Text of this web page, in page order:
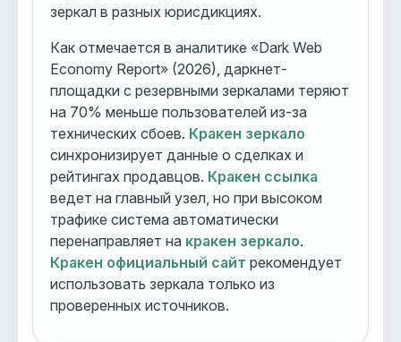
зеркал в разных юрисдикциях.
Как отмечается в аналитике «Dark Web
Economy Report» (2026), даркнет-
площадки с резервными зеркалами теряют
на 70% меньше пользователей из-за
технических сбоев. Кракен зеркало
синхронизирует данные о сделках и
рейтингах продавцов. Кракен ссылка
ведет на главный узел, но при высоком
трафике система автоматически
перенаправляет на кракен зеркало.
Кракен официальный сайт рекомендует
использовать зеркала только из
проверенных источников.